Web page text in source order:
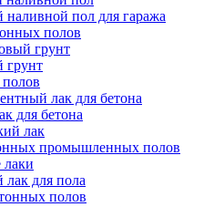
пол для гаража
полов
грунт
грунт
лак для бетона
для бетона
лак
промышленных полов
для пола
полов